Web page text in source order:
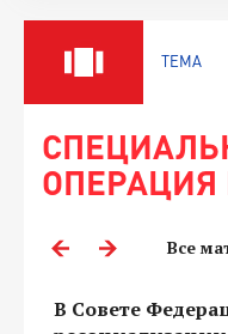
ТЕМА
ОПЕРАЦИЯ
Все
В Совете